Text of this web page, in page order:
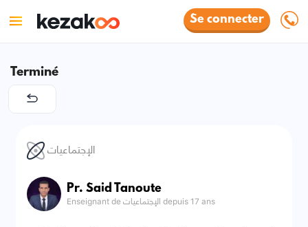
Se connecter
Terminé
الإجتماعيات
Pr. Said Tanoute
Enseignant de الإجتماعيات depuis 17 ans